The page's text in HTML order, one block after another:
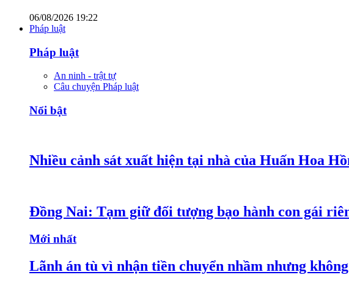
06/08/2026 19:22
Pháp luật
Pháp luật
An ninh - trật tự
Câu chuyện Pháp luật
Nổi bật
Nhiều cảnh sát xuất hiện tại nhà của Huấn Hoa
Đồng Nai: Tạm giữ đối tượng bạo hành con gái
Mới nhất
Lãnh án tù vì nhận tiền chuyển nhầm nhưng